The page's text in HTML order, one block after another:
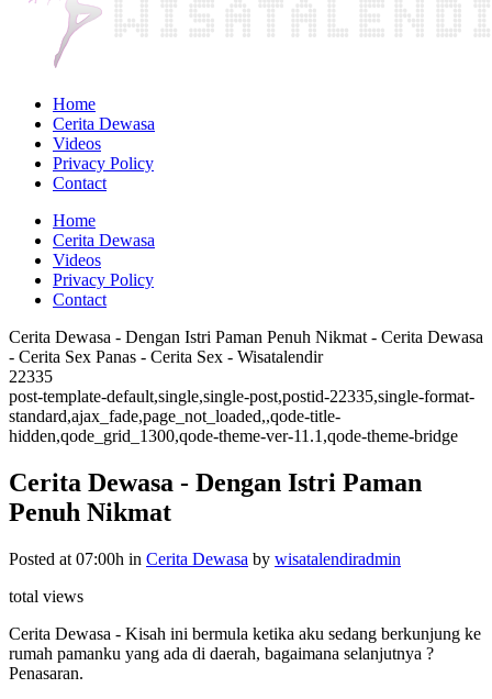
Home
Cerita Dewasa
Videos
Privacy Policy
Contact
Home
Cerita Dewasa
Videos
Privacy Policy
Contact
Cerita Dewasa - Dengan Istri Paman Penuh Nikmat - Cerita Dewasa
- Cerita Sex Panas - Cerita Sex - Wisatalendir
22335
post-template-default,single,single-post,postid-22335,single-format-
standard,ajax_fade,page_not_loaded,,qode-title-
hidden,qode_grid_1300,qode-theme-ver-11.1,qode-theme-bridge
Cerita Dewasa - Dengan Istri Paman
Penuh Nikmat
Posted at 07:00h in Cerita Dewasa by wisatalendiradmin
total views
Cerita Dewasa - Kisah ini bermula ketika aku sedang berkunjung ke
rumah pamanku yang ada di daerah, bagaimana selanjutnya ?
Penasaran.